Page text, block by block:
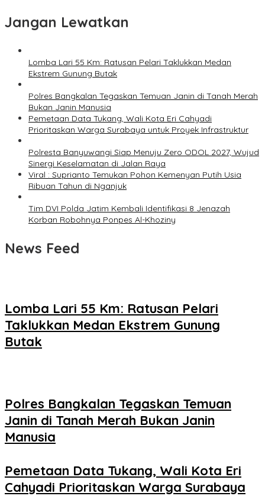
Jangan Lewatkan
Lomba Lari 55 Km: Ratusan Pelari Taklukkan Medan
Ekstrem Gunung Butak
Polres Bangkalan Tegaskan Temuan Janin di Tanah Merah
Bukan Janin Manusia
Pemetaan Data Tukang, Wali Kota Eri Cahyadi
Prioritaskan Warga Surabaya untuk Proyek Infrastruktur
Polresta Banyuwangi Siap Menuju Zero ODOL 2027, Wujud
Sinergi Keselamatan di Jalan Raya
Viral : Suprianto Temukan Pohon Kemenyan Putih Usia
Ribuan Tahun di Nganjuk
Tim DVI Polda Jatim Kembali Identifikasi 8 Jenazah
Korban Robohnya Ponpes Al-Khoziny
News Feed
Lomba Lari 55 Km: Ratusan Pelari
Taklukkan Medan Ekstrem Gunung
Butak
Polres Bangkalan Tegaskan Temuan
Janin di Tanah Merah Bukan Janin
Manusia
Pemetaan Data Tukang, Wali Kota Eri
Cahyadi Prioritaskan Warga Surabaya